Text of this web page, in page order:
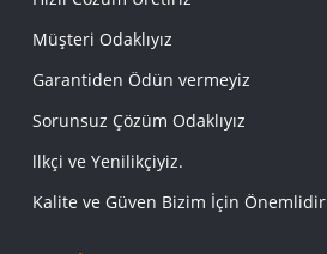
Müşteri Odaklıyız
Garantiden Ödün vermeyiz
Sorunsuz Çözüm Odaklıyız
llkçi ve Yenilikçiyiz.
Kalite ve Güven Bizim İçin Önemlidir